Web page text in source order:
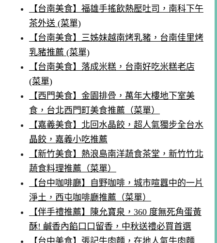
【台南美食】福雄手搖飲熱壓吐司，南科下午
茶外送 (菜單)
【台南美食】三姊妹越南烤乳豬，台南佳里烤
乳豬推薦 (菜單)
【台南美食】落成米糕，台南好吃米糕老店
(菜單)
【西門美食】金園排骨，萬年大樓地下室美
食，台北西門町美食推薦（菜單）
【嘉義美食】北回水晶餃，超人氣獨步全台水
晶餃，嘉義小吃推薦
【新竹美食】熱浪島南洋蔬食茶堂，新竹竹北
蔬食料理推薦（菜單）
【台中咖啡廳】自野咖啡，城市喧囂中的一片
淨土，西屯咖啡廳推薦（菜單）
【伴手禮推薦】陳允寶泉，360 度無死角蛋黃
酥! 鹹香內餡口口留香，中秋送禮必買首選